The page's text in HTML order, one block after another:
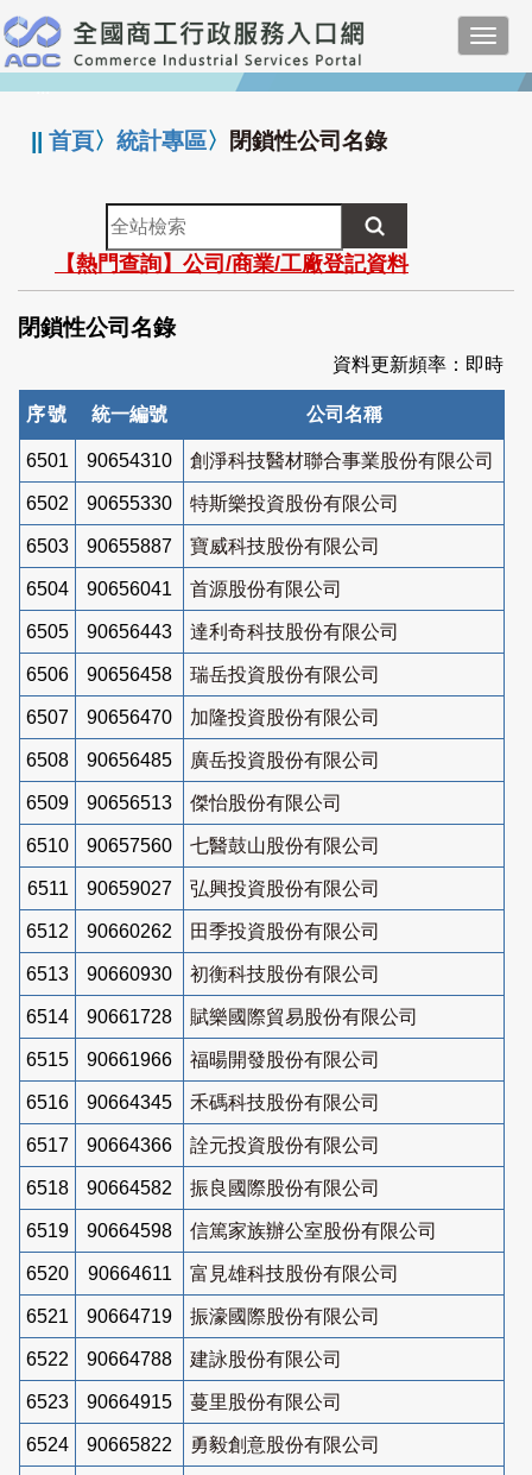
跳
到
主
要
:::
||首頁〉統計專區〉 閉鎖性公司名錄
全
站
檢
索
【熱門查詢】公司/商業/工廠登記資料
閉鎖性公司名錄
資料更新頻率：即時
序號 統一編號 公司名稱
6501 90654310 創淨科技醫材聯合事業股份有限公司
6502 90655330 特斯樂投資股份有限公司
6503 90655887 寶威科技股份有限公司
6504 90656041 首源股份有限公司
6505 90656443 達利奇科技股份有限公司
6506 90656458 瑞岳投資股份有限公司
6507 90656470 加隆投資股份有限公司
6508 90656485 廣岳投資股份有限公司
6509 90656513 傑怡股份有限公司
6510 90657560 七醫鼓山股份有限公司
6511 90659027 弘興投資股份有限公司
6512 90660262 田季投資股份有限公司
6513 90660930 初衡科技股份有限公司
6514 90661728 賦樂國際貿易股份有限公司
6515 90661966 福暘開發股份有限公司
6516 90664345 禾碼科技股份有限公司
6517 90664366 詮元投資股份有限公司
6518 90664582 振良國際股份有限公司
6519 90664598 信篤家族辦公室股份有限公司
6520 90664611 富見雄科技股份有限公司
6521 90664719 振濠國際股份有限公司
6522 90664788 建詠股份有限公司
6523 90664915 蔓里股份有限公司
6524 90665822 勇毅創意股份有限公司